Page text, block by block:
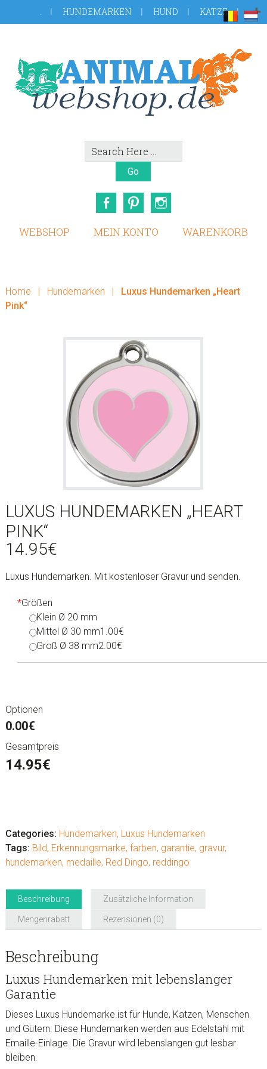
to
Fußzeile
. HUNDEMARKEN HUND KATZE
Search
Here
FacebookPinterest
WEBSHOP MEIN KONTO WARENKORB
Home | Hundemarken |
Luxus Hundemarken „Heart
Pink“
LUXUS HUNDEMARKEN „HEART
PINK“
14.95€
Luxus Hundemarken. Mit kostenloser Gravur und senden.
*Größen
Klein Ø 20 mm
Mittel Ø 30 mm1.00€
Groß Ø 38 mm2.00€
Optionen
0.00€
Gesamtpreis
14.95€
"Heart
Pink"
Menge
Categories: Hundemarken, Luxus Hundemarken
Tags: Bild, Erkennungsmarke, farben, garantie, gravur,
hundemarken, medaille, Red Dingo, reddingo
Beschreibung Zusätzliche Information
Mengenrabatt Rezensionen (0)
Beschreibung
Luxus Hundemarken mit lebenslanger
Garantie
Dieses Luxus Hundemarke ist für Hunde, Katzen, Menschen
und Gütern. Diese Hundemarken werden aus Edelstahl mit
Emaille-Einlage. Die Gravur wird lebenslangen gut lesbar
bleiben.